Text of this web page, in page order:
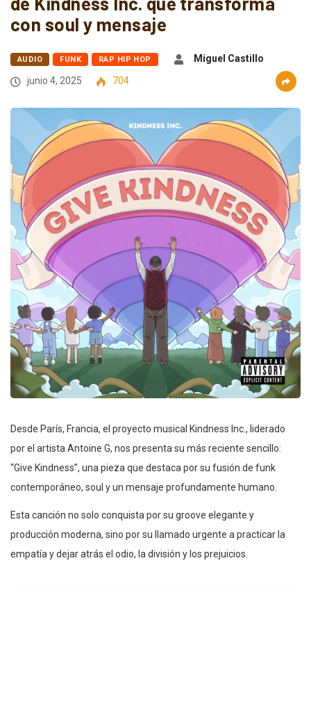
con soul y mensaje
AUDIO FUNK RAP HIP HOP
Miguel Castillo
junio 4, 2025
704
Desde París, Francia, el proyecto musical Kindness Inc., liderado
por el artista Antoine G, nos presenta su más reciente sencillo:
“Give Kindness”, una pieza que destaca por su fusión de funk
contemporáneo, soul y un mensaje profundamente humano.
Esta canción no solo conquista por su groove elegante y
producción moderna, sino por su llamado urgente a practicar la
empatía y dejar atrás el odio, la división y los prejuicios.